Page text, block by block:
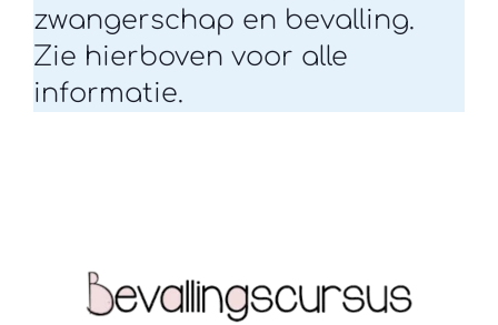
zwangerschap en bevalling.
Zie hierboven voor alle
informatie.